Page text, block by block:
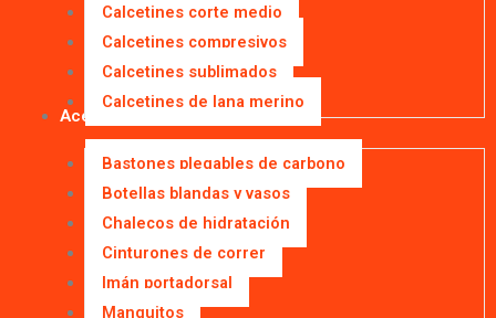
Calcetines corte medio
Calcetines compresivos
Calcetines sublimados
Calcetines de lana merino
Accesorios
Bastones plegables de carbono
Botellas blandas y vasos
Chalecos de hidratación
Cinturones de correr
Imán portadorsal
Manguitos